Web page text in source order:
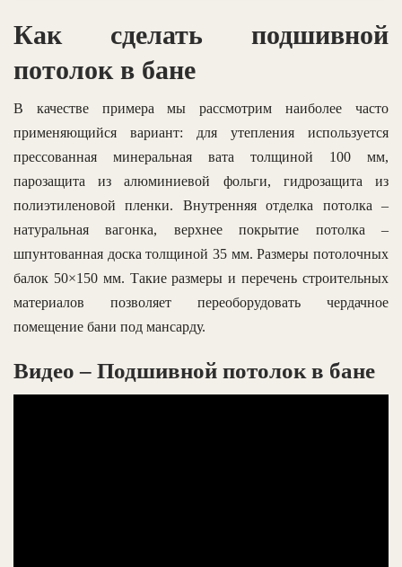
Как сделать подшивной
потолок в бане
В качестве примера мы рассмотрим наиболее часто
применяющийся вариант: для утепления используется
прессованная минеральная вата толщиной 100 мм,
парозащита из алюминиевой фольги, гидрозащита из
полиэтиленовой пленки. Внутренняя отделка потолка –
натуральная вагонка, верхнее покрытие потолка –
шпунтованная доска толщиной 35 мм. Размеры потолочных
балок 50×150 мм. Такие размеры и перечень строительных
материалов позволяет переоборудовать чердачное
помещение бани под мансарду.
Видео – Подшивной потолок в бане